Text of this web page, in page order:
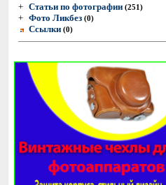
+ Статьи по фотографии (251)
+ Фото Ликбез (0)
Ссылки (0)